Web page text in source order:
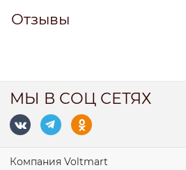
Отзывы
МЫ В СОЦ СЕТЯХ
Компания Voltmart